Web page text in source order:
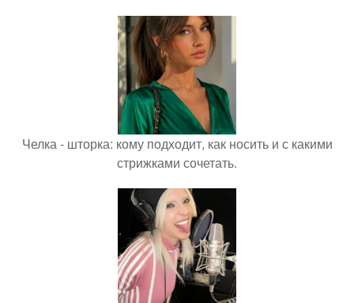
Челка - шторка: кому подходит, как носить и с какими
стрижками сочетать.